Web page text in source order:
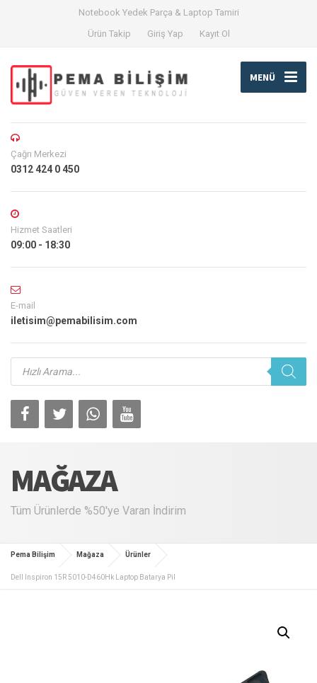
Notebook Yedek Parça & Laptop Tamiri
Ürün Takip
Giriş Yap Kayıt Ol
MENÜ
Çağrı Merkezi
0312 424 0 450
Hizmet Saatleri
09:00 - 18:30
E-mail
iletisim@pemabilisim.com
Products
search
MAĞAZA
Tüm Ürünlerde %50'ye Varan İndirim
Pema Bilişim Mağaza Ürünler
Dell Inspiron 15R 5010-D460Hk Laptop Batarya Pil